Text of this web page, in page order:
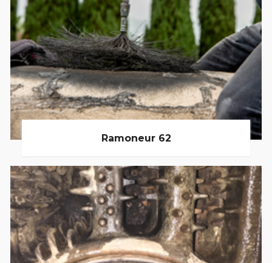
Ramoneur 62